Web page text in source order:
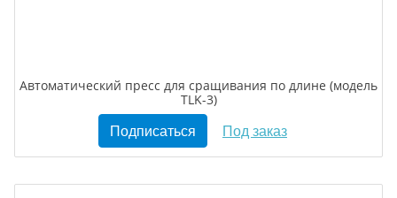
Автоматический пресс для сращивания по длине (модель
TLK-3)
Подписаться Под заказ